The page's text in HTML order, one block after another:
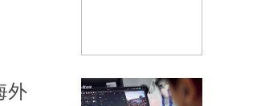
外